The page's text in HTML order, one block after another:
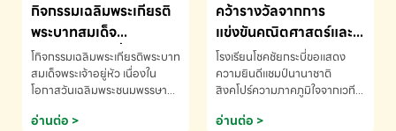
กิจกรรมเฉลิมพระเกียรติ
พระบาทสมเด็จ
พระเจ้าอยู่หัว เนื่องใน
โอกาสวันเฉลิม
พระชนมพรรษา
โกิจกรรมเฉลิมพระเกียรติพระบาท
สมเด็จพระเจ้าอยู่หัว เนื่องใน
โอกาสวันเฉลิมพระชนมพรรษา
ข้อมูลเพิ่มเติม โทร. 075-691910
อ่านต่อ >
คว้ารางวัลจากการ
แข่งขันคณิตศาสตร์และ
คณิตคิดเร็วนานาชาติ
ครั้งที่ 46 ประจำปี 2569
ณ ประเทศสิงคโปร์
โรงเรียนโชคชัยกระบี่ขอแสดง
ความยินดีแชมป์นานาชาติ
สิงคโปร์ความภาคภูมิใจจากเวที
ด.ช.พัทธนันท์ พรหมพันธ์ ชั้น
อ่านต่อ >